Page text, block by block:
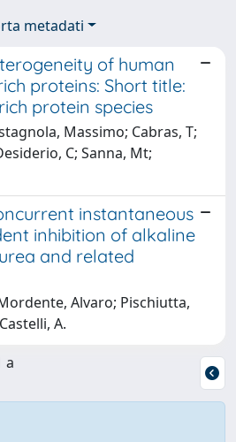
metadati
of human
proteins: Short title:
protein species
Massimo; Cabras, T;
C; Sanna, Mt;
instantaneous
inhibition of alkaline
and related
Alvaro; Pischiutta,
A.
a